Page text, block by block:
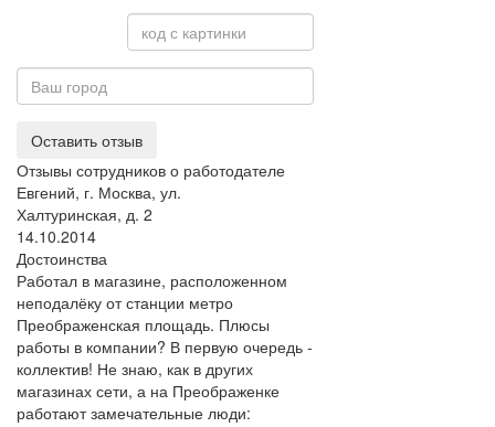
Оставить отзыв
Отзывы сотрудников о работодателе
Евгений, г. Москва, ул.
Халтуринская, д. 2
14.10.2014
Достоинства
Работал в магазине, расположенном
неподалёку от станции метро
Преображенская площадь. Плюсы
работы в компании? В первую очередь -
коллектив! Не знаю, как в других
магазинах сети, а на Преображенке
работают замечательные люди: